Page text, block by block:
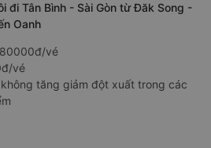
đi Tân Bình - Sài Gòn từ Đăk Song -
Oanh
vé
vé
tăng giảm đột xuất trong các